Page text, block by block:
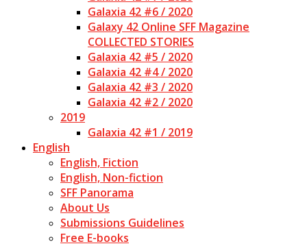
Galaxia 42 #6 / 2020
Galaxy 42 Online SFF Magazine
COLLECTED STORIES
Galaxia 42 #5 / 2020
Galaxia 42 #4 / 2020
Galaxia 42 #3 / 2020
Galaxia 42 #2 / 2020
2019
Galaxia 42 #1 / 2019
English
English, Fiction
English, Non-fiction
SFF Panorama
About Us
Submissions Guidelines
Free E-books